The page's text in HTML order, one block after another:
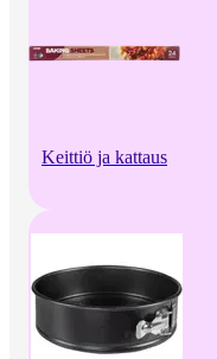
Keittiö ja kattaus